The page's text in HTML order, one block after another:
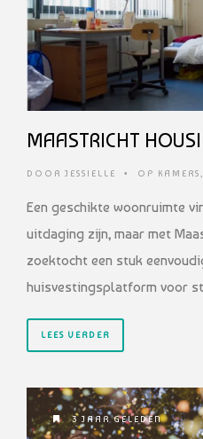
MAASTRICHT
DOOR JESSIELLE • OP KAMERS,
Een geschikte woonruimte
uitdaging zijn, maar met
zoektocht een stuk
huisvestingsplatform voor
LEES VERDER
3 JAAR GELEDEN